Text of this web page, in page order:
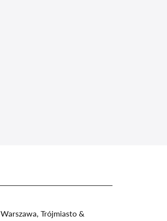
Warszawa, Trójmiasto &